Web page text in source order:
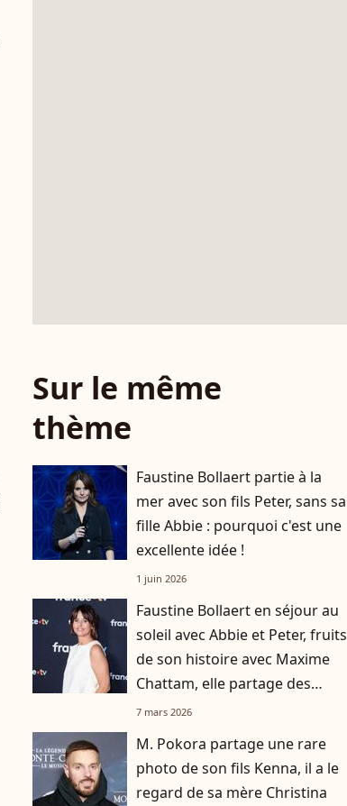
Sur le même
thème
Faustine Bollaert partie à la
mer avec son fils Peter, sans sa
fille Abbie : pourquoi c'est une
excellente idée !
1 juin 2026
Faustine Bollaert en séjour au
soleil avec Abbie et Peter, fruits
de son histoire avec Maxime
Chattam, elle partage des
photos depuis la plage
7 mars 2026
M. Pokora partage une rare
photo de son fils Kenna, il a le
regard de sa mère Christina